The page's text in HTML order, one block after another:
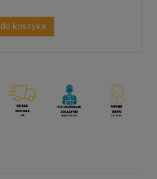
do koszyka